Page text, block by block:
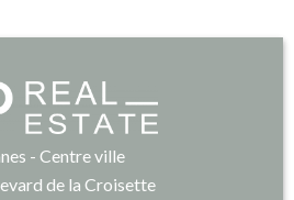
- Centre ville
de la Croisette